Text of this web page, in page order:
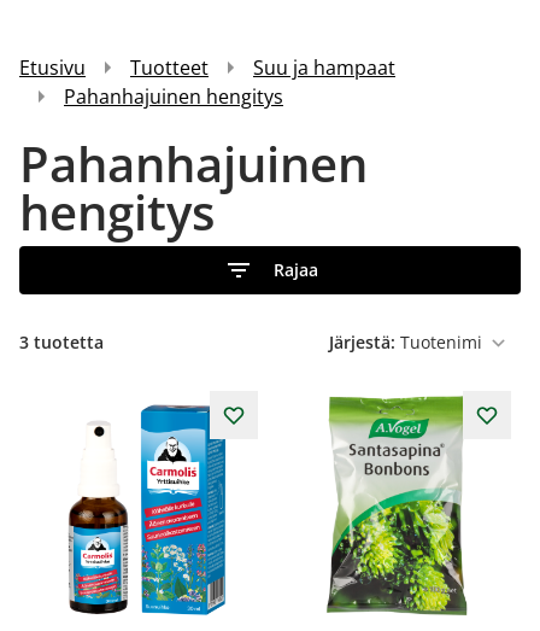
Etusivu Tuotteet
Suu ja hampaat
Pahanhajuinen hengitys
Pahanhajuinen
hengitys
Rajaa
3 tuotetta Järjestä: